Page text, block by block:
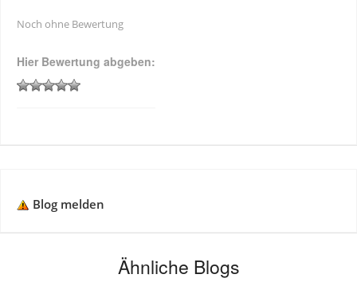
Noch ohne Bewertung
Hier Bewertung abgeben:
Blog melden
Ähnliche Blogs